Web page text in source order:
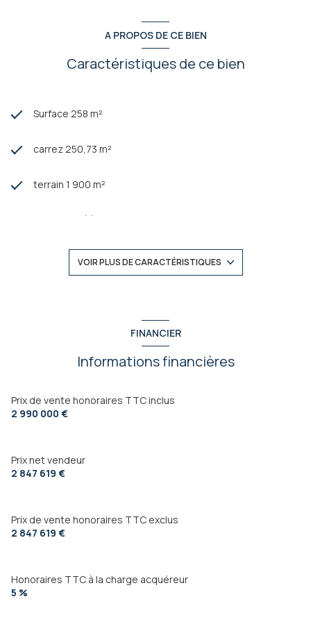
A PROPOS DE CE BIEN
Caractéristiques de ce bien
Surface 258 m²
carrez 250,73 m²
terrain 1 900 m²
6 chambre(s)
cuisine américaine (équipée)
Chauffage individuel : air pulsé (climatisation)
2 niveau(x)
terrasse
VOIR PLUS DE CARACTÉRISTIQUES
FINANCIER
Informations financières
Prix de vente honoraires TTC inclus
2 990 000 €
Prix net vendeur
2 847 619 €
Prix de vente honoraires TTC exclus
2 847 619 €
Honoraires TTC à la charge acquéreur
5 %